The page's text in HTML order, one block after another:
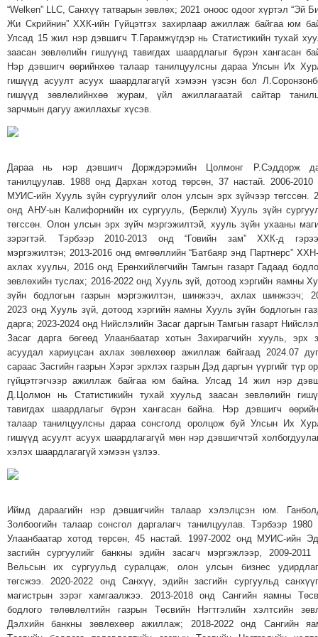
ТОЙРОНД
ГРАНАТ
ДЭЛБЭРСЭН
ОСЛЫН
ЭРГЭН
ТОЙРОНД
ТӨВСИЙН
ТОДОТГОЛЫН
ТОЙРОНД
ЕРӨНХИЙЛӨГЧИЙН
СОНГУУЛИЙН
ЭРГЭН
ТОЙРОНД
ДҮГЭЭР
СУРГУУЛИЙН
ЭРГЭН
ТОЙРОНД
ЗӨРЧЛИЙН
ХУУЛИЙН
ЭРГЭН
ЕРӨНХИЙЛӨГЧИЙН
СОНГУУЛЬ-2017
“Welken” LLC, Санхүү татварын зөвлөх; 2021 оноос одоог хүртэл “Эй
Жи Скрийнин” ХХК-ийн Гүйцэтгэх захирлаар ажиллаж байгаа юм
Улсад 15 жил нэр дэвшигч Т.Гарамжүгдэр нь Статистикийн тухай
заасан зөвлөлийн гишүүнд тавигдах шаардлагыг бүрэн хангасан
Нэр дэвшигч өөрийнхөө талаар танилцуулсны дараа Улсын Их
гишүүд асуулт асуух шаардлагагүй хэмээн үзсэн бол
гишүүд зөвлөлийнхөө журам, үйл ажиллагаатай сайтар
зарчмын дагуу ажиллахыг хүсэв.
Дараа нь нэр дэвшигч Дорждэрэмийн Цолмонг Р.Сэддорж
танилцуулав. 1988 онд Дархан хотод төрсөн, 37 настай. 2006-2010
МУИС-ийн Хууль зүйн сургуулийг олон улсын эрх зүйчээр төгссөн.
онд АНУ-ын Калифорнийн их сургууль, (Беркли) Хууль зүйн
төгссөн. Олон улсын эрх зүйч мэргэжилтэй, хууль зүйн ухааны
зэрэгтэй. Тэрбээр 2010-2013 онд “Говийн зам” ХХК-д
мэргэжилтэн; 2013-2016 онд өмгөөллийн “Батбаяр энд Партнерс”
ахлах хуульч, 2016 онд Ерөнхийлөгчийн Тамгын газарт Гадаад
зөвлөхийн туслах; 2016-2022 онд Хууль зүй, дотоод хэргийн яамны
зүйн бодлогын газрын мэргэжилтэн, шинжээч, ахлах шинжээч;
2023 онд Хууль зүй, дотоод хэргийн яамны Хууль зүйн бодлогын
дарга; 2023-2024 онд Нийслэлийн Засаг даргын Тамгын газарт
Засаг дарга бөгөөд Улаанбаатар хотын Захирагчийн хууль, эрх
асуудал хариуцсан ахлах зөвлөхөөр ажиллаж байгаад 2024.07
сараас Засгийн газрын Хэрэг эрхлэх газрын Дэд даргын үүргийг түр
гүйцэтгэгчээр ажиллаж байгаа юм байна. Улсад 14 жил нэр
Д.Цолмон нь Статистикийн тухай хуульд заасан зөвлөлийн
тавигдах шаардлагыг бүрэн хангасан байна. Нэр дэвшигч
талаар танилцуулсны дараа сонсголд оролцож буй Улсын Их
гишүүд асуулт асуух шаардлагагүй мөн нэр дэвшигчтэй
хэлэх шаардлагагүй хэмээн үзлээ.
Иймд дараагийн нэр дэвшигчийн талаар хэлэлцсэн юм.
Золбоогийн талаар сонсгол даргалагч танилцуулав. Тэрбээр 1980
Улаанбаатар хотод төрсөн, 45 настай. 1997-2002 онд МУИС-ийн
засгийн сургуулийг банкны эдийн засагч мэргэжлээр, 2009-2011
Вельсын их сургуульд суралцаж, олон улсын бизнес
төгсжээ. 2020-2022 онд Санхүү, эдийн засгийн сургуульд
магистрын зэрэг хамгаалжээ. 2013-2018 онд Сангийн яамны
бодлого төлөвлөлтийн газрын Төсвийн Нэгтгэлийн хэлтсийн
Дэлхийн банкны зөвлөхөөр ажиллаж; 2018-2022 онд Сангийн